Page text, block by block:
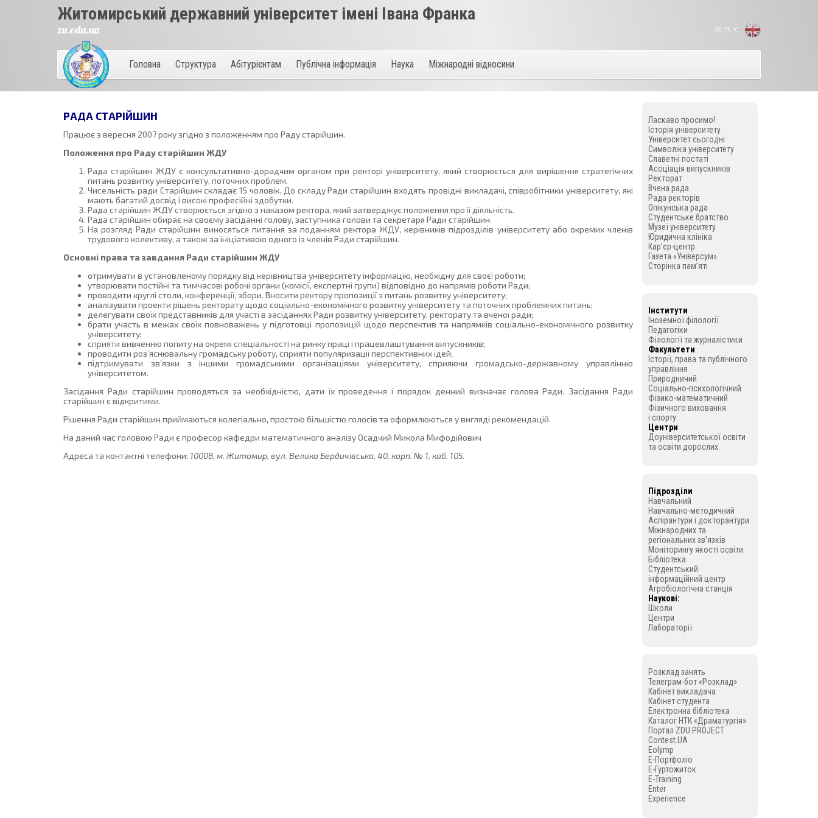
35,75 °C
Житомирський державний університет імені Івана Франка
zu.edu.ua
Головна Структура Абітурієнтам Публічна інформація Наука Міжнародні відносини
РАДА СТАРІЙШИН
Працює з вересня 2007 року згідно з положенням про Раду старійшин.
Положення про Раду старійшин ЖДУ
Рада старійшин ЖДУ є консультативно-дорадчим органом при ректорі університету, який створюється для вирішення стратегічних
питань розвитку університету, поточних проблем.
Чисельність ради Старійшин складає 15 чоловік. До складу Ради старійшин входять провідні викладачі, співробітники університету, які
мають багатий досвід і високі професійні здобутки.
Рада старійшин ЖДУ створюється згідно з наказом ректора, який затверджує положення про її діяльність.
Рада старійшин обирає на своєму засіданні голову, заступника голови та секретаря Ради старійшин.
На розгляд Ради старійшин виносяться питання за поданням ректора ЖДУ, керівників підрозділів університету або окремих членів
трудового колективу, а також за ініціативою одного із членів Ради старійшин.
Основні права та завдання Ради старійшин ЖДУ
отримувати в установленому порядку від керівництва університету інформацію, необхідну для своєї роботи;
утворювати постійні та тимчасові робочі органи (комісії, експертні групи) відповідно до напрямів роботи Ради;
проводити круглі столи, конференції, збори. Вносити ректору пропозиції з питань розвитку університету;
аналізувати проекти рішень ректорату щодо соціально-економічного розвитку університету та поточних проблемних питань;
делегувати своїх представників для участі в засіданнях Ради розвитку університету, ректорату та вченої ради;
брати участь в межах своїх повноважень у підготовці пропозицій щодо перспектив та напрямків соціально-економічного розвитку
університету;
сприяти вивченню попиту на окремі спеціальності на ринку праці і працевлаштування випускників;
проводити роз’яснювальну громадську роботу, сприяти популяризації перспективних ідей;
підтримувати зв’язки з іншими громадськими організаціями університету, сприяючи громадсько-державному управлінню
університетом.
Засідання Ради старійшин проводяться за необхідністю, дати їх проведення і порядок денний визначає голова Ради. Засідання Ради
старійшин є відкритими.
Рішення Ради старійшин приймаються колегіально, простою більшістю голосів та оформлюються у вигляді рекомендацій.
На даний час головою Ради є професор кафедри математичного аналізу Осадчий Микола Мифодійович
Адреса та контактні телефони: 10008, м. Житомир, вул. Велика Бердичівська, 40, корп. № 1, каб. 105.
Ласкаво просимо!
Історія університету
Університет сьогодні
Символіка університету
Славетні постаті
Асоціація випускників
Ректорат
Вчена рада
Рада ректорів
Опікунська рада
Студентське братство
Музеї університету
Юридична клініка
Кар’єр-центр
Газета «Універсум»
Сторінка пам’яті
Інститути
Іноземної філології
Педагогіки
Філології та журналістики
Факультети
Історії, права та публічного
управління
Природничий
Соціально-психологічний
Фізико-математичний
Фізичного виховання
і спорту
Центри
Доуніверситетської освіти
та освіти дорослих
Підрозділи
Навчальний
Навчально-методичний
Аспірантури і докторантури
Міжнародних та
регіональних зв’язків
Моніторингу якості освіти
Бібліотека
Студентський
інформаційний центр
Агробіологічна станція
Наукові:
Школи
Центри
Лабораторії
Розклад занять
Телеграм-бот «Розклад»
Кабінет викладача
Кабінет студента
Електронна бібліотека
Каталог НТК «Драматургія»
Портал ZDU PROJECT
Contest.UA
Eolymp
E-Портфоліо
E-Гуртожиток
E-Training
Enter
Experience